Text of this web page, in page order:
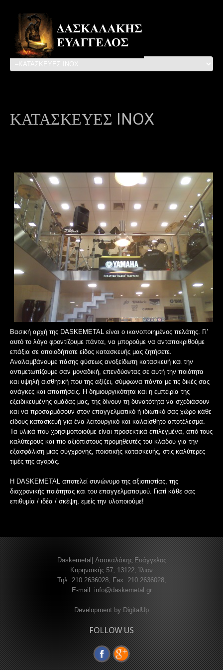
ΚΑΤΑΣΚΕΥΕΣ INOX
Βασική αρχή της DASKEMETAL είναι ο ικανοποιημένος πελάτης. Γι’
αυτό το λόγο φροντίζουμε πάντα, να μπορούμε να ανταποκριθούμε
επάξια σε οποιοδήποτε είδος κατασκευής μας ζητήσετε.
Αναλαμβάνουμε πάσης φύσεως ανοξείδωτη κατασκευή και την
αντιμετωπίζουμε σαν μοναδική, επενδύοντας σε αυτή την ποιότητα
και υψηλή αισθητική που της αξίζει, σύμφωνα πάντα με τις δικές σας
ανάγκες και απαιτήσεις. Η δημιουργικότητα και η εμπειρία της
εξειδικευμένης ομάδας μας, της δίνουν τη δυνατότητα να σχεδιάσουν
και να προσαρμόσουν στον επαγγελματικό ή ιδιωτικό σας χώρο κάθε
είδους κατασκευή για ένα λειτουργικό και καλαίσθητο αποτέλεσμα.
Τα υλικά που χρησιμοποιούμε είναι προσεκτικά επιλεγμένα, από τους
καλύτερους και πιο αξιόπιστους προμηθευτές του κλάδου για την
εξασφάλιση μιας σύγχρονης, ποιοτικής κατασκευής, στις καλύτερες
τιμές της αγοράς.
Η DASKEMETAL αποτελεί συνώνυμο της αξιοπιστίας, της
διαχρονικής ποιότητας και του επαγγελματισμού. Γιατί κάθε σας
επιθυμία / ιδέα / σκέψη, εμείς την υλοποιούμε!
Daskemetal| Δασκαλάκης Ευάγγελος
Κυρηναϊκής 57, 13122, Ίλιον
Τηλ: 210 2636028, Fax: 210 2636028,
E-mail:info@daskemetal.gr
Development byDigitalUp
FOLLOW US